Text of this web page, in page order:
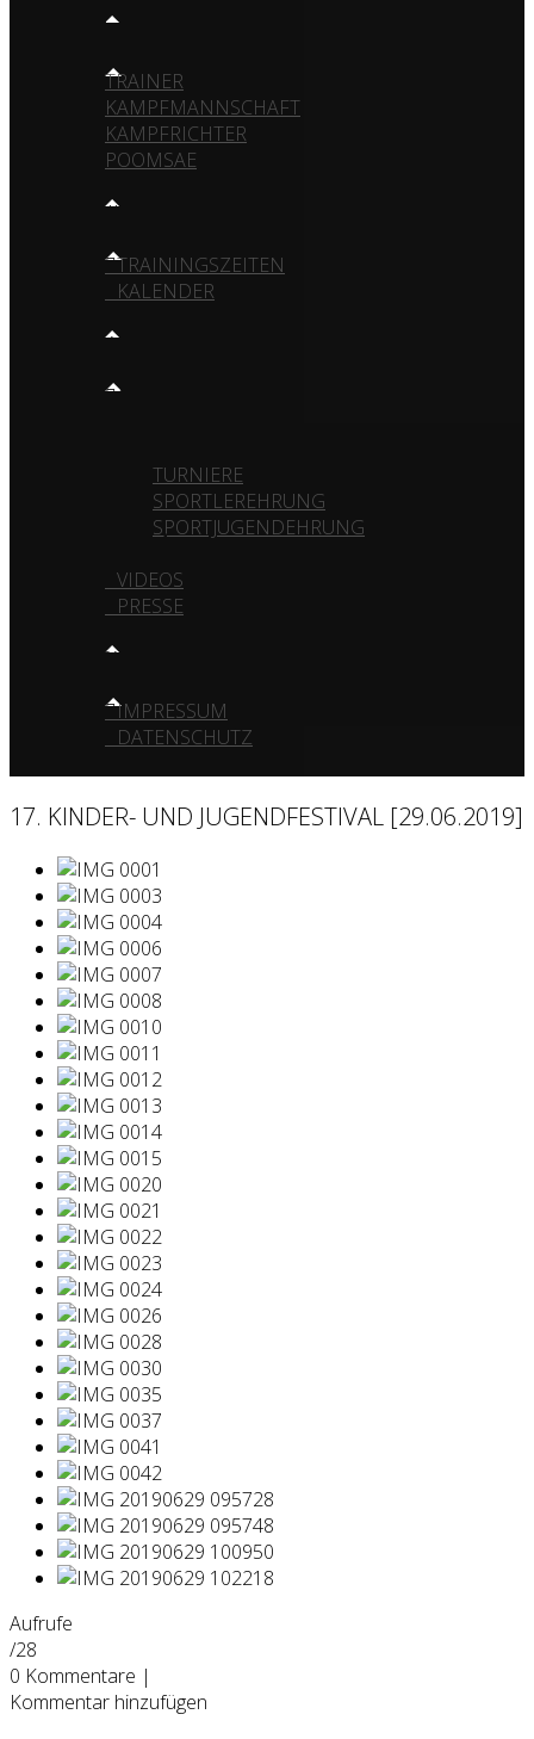
TEAM
TRAINER
KAMPFMANNSCHAFT
KAMPFRICHTER
POOMSAE
TRAINING
TRAININGSZEITEN
KALENDER
MEDIA
GALERIE
TURNIERE
SPORTLEREHRUNG
SPORTJUGENDEHRUNG
VIDEOS
PRESSE
KONTAKT
IMPRESSUM
DATENSCHUTZ
17. KINDER- UND JUGENDFESTIVAL [29.06.2019]
Aufrufe
/28
0 Kommentare |
Kommentar hinzufügen